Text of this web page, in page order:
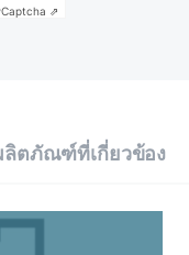
Captcha ⇗
ลิตภัณฑ์ที่เกี่ยวข้อง